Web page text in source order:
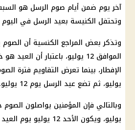
آخر يوم ضمن أيام صوم الرسل هو السبت
وتحتفل الكنيسة بعيد الرسل في اليوم
وتذكر بعض المراجع الكنسية أن
الموافق 12 يوليو، باعتبار أن
يوليو، ثم تضع عيد الرسل يوم 12 يوليو.
يوليو، ويكون الأحد 12 يوليو يوم العيد وخارج فترة الصوم.